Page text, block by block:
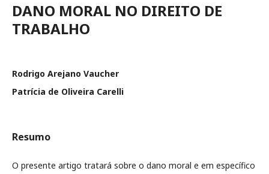
DANO MORAL NO DIREITO DE
TRABALHO
Rodrigo Arejano Vaucher
Patrícia de Oliveira Carelli
Resumo
O presente artigo tratará sobre o dano moral e em específico